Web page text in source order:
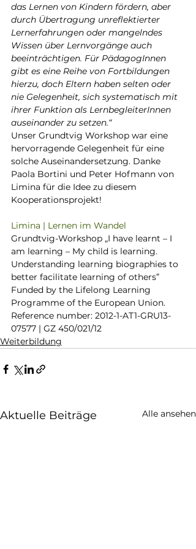
das Lernen von Kindern fördern, aber
durch Übertragung unreflektierter
Lernerfahrungen oder mangelndes
Wissen über Lernvorgänge auch
beeinträchtigen. Für PädagogInnen
gibt es eine Reihe von Fortbildungen
hierzu, doch Eltern haben selten oder
nie Gelegenheit, sich systematisch mit
ihrer Funktion als LernbegleiterInnen
auseinander zu setzen.“
Unser Grundtvig Workshop war eine
hervorragende Gelegenheit für eine
solche Auseinandersetzung. Danke
Paola Bortini und Peter Hofmann von
Limina für die Idee zu diesem
Kooperationsprojekt!
Limina | Lernen im Wandel
Grundtvig-Workshop „I have learnt – I
am learning – My child is learning.
Understanding learning biographies to
better facilitate learning of others”
Funded by the Lifelong Learning
Programme of the European Union.
Reference number: 2012-1-AT1-GRU13-
07577 | GZ 450/021/12
Weiterbildung
Aktuelle Beiträge Alle ansehen